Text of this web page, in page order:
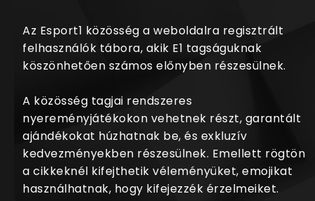
Az Esport1 közösség a weboldalra regisztrált
felhasználók tábora, akik E1 tagságuknak
köszönhetően számos előnyben részesülnek.
A közösség tagjai rendszeres
nyereményjátékokon vehetnek részt, garantált
ajándékokat húzhatnak be, és exkluzív
kedvezményekben részesülnek. Emellett rögtön
a cikkeknél kifejthetik véleményüket, emojikat
használhatnak, hogy kifejezzék érzelmeiket.